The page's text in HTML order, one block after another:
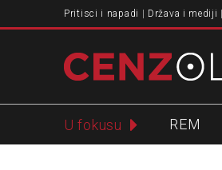
Pritisci i napadi Država i mediji
U fokusu REM